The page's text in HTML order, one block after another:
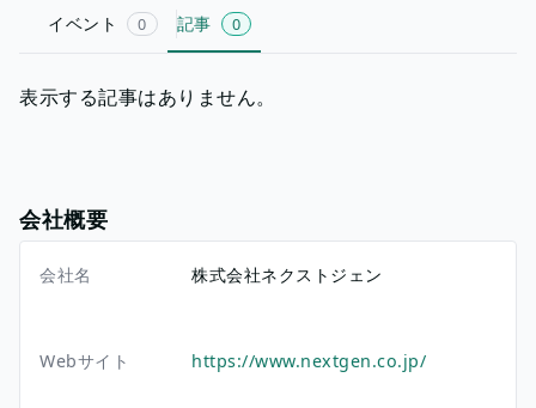
イベント 0 記事 0
表示する記事はありません。
会社概要
会社名 株式会社ネクストジェン
Webサイト https://www.nextgen.co.jp/